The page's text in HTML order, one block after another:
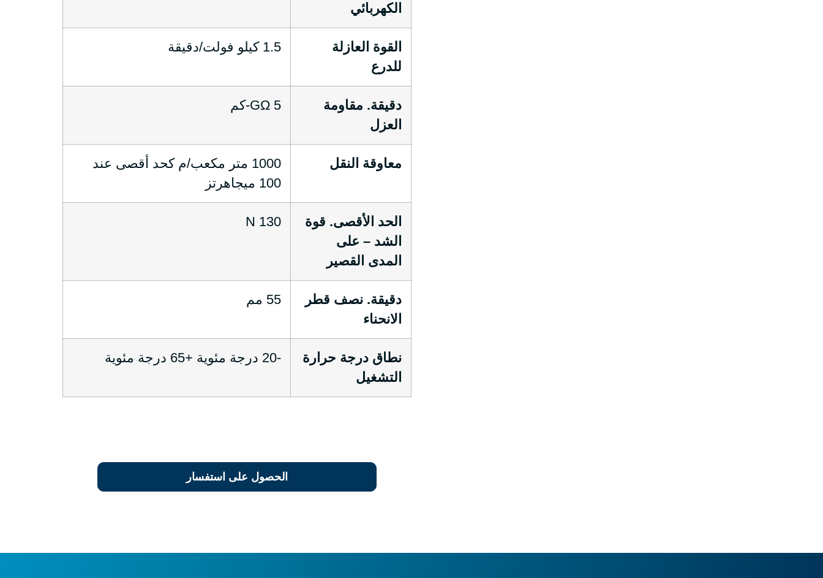
الكهربائي
القوة العازلة
للدرع
1.5 كيلو فولت/دقيقة
دقيقة. مقاومة
العزل
5 GΩ-كم
معاوقة النقل
1000 متر مكعب/م كحد أقصى عند
100 ميجاهرتز
الحد الأقصى. قوة
الشد – على
المدى القصير
130 N
دقيقة. نصف قطر
الانحناء
55 مم
نطاق درجة حرارة
التشغيل
-20 درجة مئوية +65 درجة مئوية
الحصول على استفسار